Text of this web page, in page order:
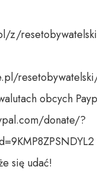
z/resetobywatelski
obcych
donate/?
się udać!